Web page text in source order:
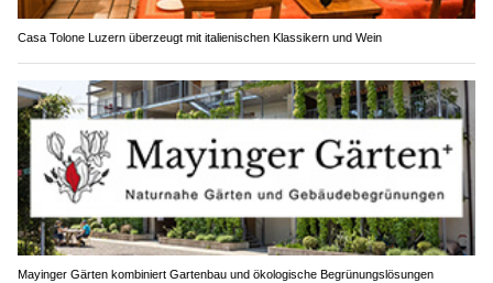
Casa Tolone Luzern überzeugt mit italienischen Klassikern und Wein
Mayinger Gärten kombiniert Gartenbau und ökologische Begrünungslösungen